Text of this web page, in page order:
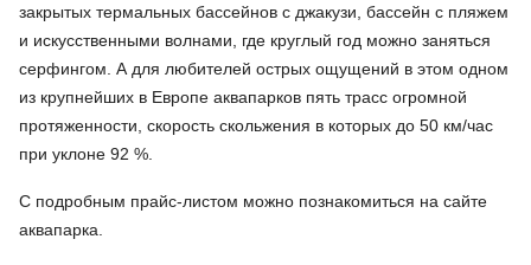
закрытых термальных бассейнов с джакузи, бассейн с пляжем
и искусственными волнами, где круглый год можно заняться
серфингом. А для любителей острых ощущений в этом одном
из крупнейших в Европе аквапарков пять трасс огромной
протяженности, скорость скольжения в которых до 50 км/час
при уклоне 92 %.
С подробным прайс-листом можно познакомиться на сайте
аквапарка.